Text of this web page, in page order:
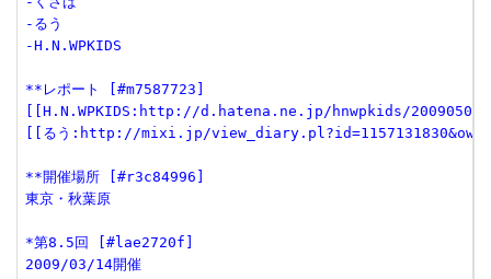
-るう
-H.N.WPKIDS
**レポート [#m7587723]
[[H.N.WPKIDS:http://d.hatena.ne.jp/hnwpkids/20090505/
[[るう:http://mixi.jp/
**開催場所 [#r3c84996]
東京・秋葉原
*第8.5回 [#lae2720f]
2009/03/14開催